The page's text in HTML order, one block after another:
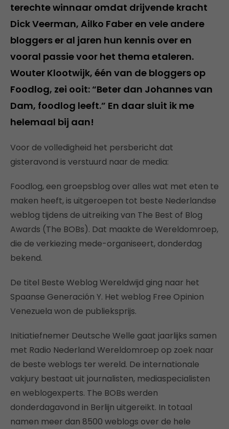
terechte winnaar omdat drijvende kracht
Dick Veerman, Ailko Faber en vele andere
bloggers er al jaren hun kennis over en
vooral passie voor het thema etaleren.
Wouter Klootwijk, één van de bloggers op
Foodlog, zei ooit: “Beter dan Johannes van
Dam, foodlog leeft.” En daar sluit ik me
helemaal bij aan!
Voor de volledigheid het persbericht dat
gisteravond is verstuurd naar de media:
Foodlog, een groepsblog over alles wat met eten te
maken heeft, is uitgeroepen tot beste Nederlandse
weblog tijdens de uitreiking van The Best of Blog
Awards (The BOBs). Dat maakte de Wereldomroep,
die de verkiezing mede-organiseert, donderdag
bekend.
De titel Beste Weblog Wereldwijd ging naar het
Spaanse Generación Y. Het weblog Free Opinion
Venezuela won de publieksprijs.
Initiatiefnemer Deutsche Welle gaat jaarlijks samen
met Radio Nederland Wereldomroep op zoek naar
de beste weblogs ter wereld. De internationale
vakjury bestaat uit journalisten, mediaspecialisten
en weblogexperts. The BOBs werden
donderdagavond in Berlijn uitgereikt. In totaal
namen meer dan 8500 weblogs over de hele